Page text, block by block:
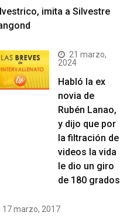
imita a Silvestre
21 marzo,
2024
Habló la ex
novia de
Rubén Lanao,
y dijo que por
la filtración de
videos la vida
le dio un giro
de 180 grados
17 marzo, 2017